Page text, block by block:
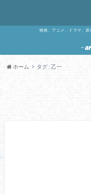
映画、アニメ、ドラマ、
ホーム タグ : 乙一